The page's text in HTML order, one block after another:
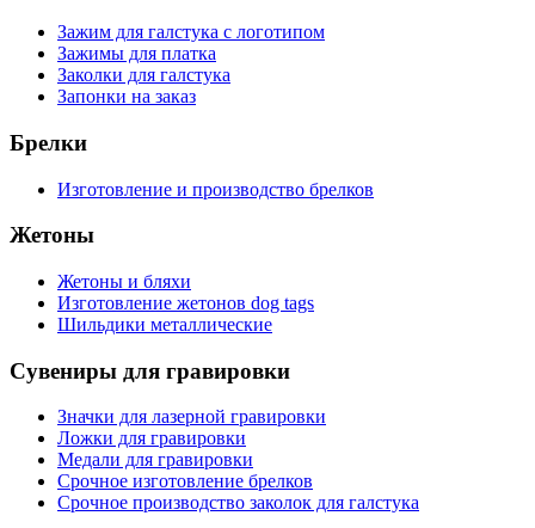
Зажим для галстука с логотипом
Зажимы для платка
Заколки для галстука
Запонки на заказ
Брелки
Изготовление и производство брелков
Жетоны
Жетоны и бляхи
Изготовление жетонов dog tags
Шильдики металлические
Сувениры для гравировки
Значки для лазерной гравировки
Ложки для гравировки
Медали для гравировки
Срочное изготовление брелков
Срочное производство заколок для галстука